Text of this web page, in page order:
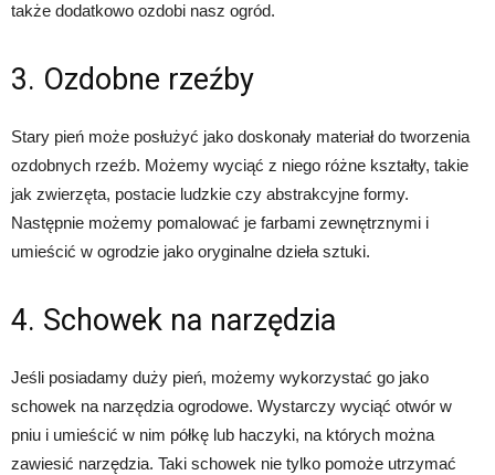
także dodatkowo ozdobi nasz ogród.
3. Ozdobne rzeźby
Stary pień może posłużyć jako doskonały materiał do tworzenia
ozdobnych rzeźb. Możemy wyciąć z niego różne kształty, takie
jak zwierzęta, postacie ludzkie czy abstrakcyjne formy.
Następnie możemy pomalować je farbami zewnętrznymi i
umieścić w ogrodzie jako oryginalne dzieła sztuki.
4. Schowek na narzędzia
Jeśli posiadamy duży pień, możemy wykorzystać go jako
schowek na narzędzia ogrodowe. Wystarczy wyciąć otwór w
pniu i umieścić w nim półkę lub haczyki, na których można
zawiesić narzędzia. Taki schowek nie tylko pomoże utrzymać